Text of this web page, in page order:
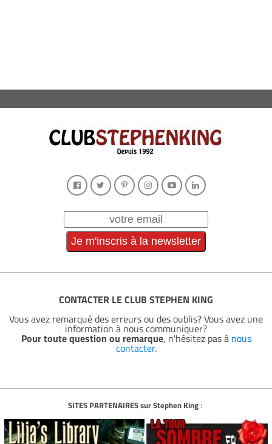
CONTACTER LE CLUB STEPHEN KING
Vous avez remarqué des erreurs ou des oublis? Vous avez une
information à nous communiquer?
Pour toute question ou remarque, n'hésitez pas à nous
contacter.
SITES PARTENAIRES sur Stephen King: